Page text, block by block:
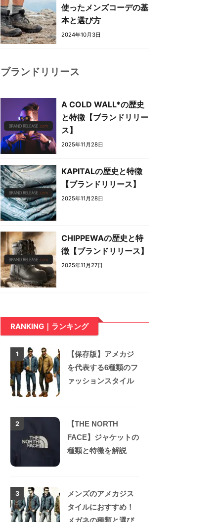
使ったメンズコーデの基
本と選び方
2024年10月3日
ブランドリリース
A COLD WALL*の歴史
と特徴【ブランドリリー
ス】
2025年11月28日
KAPITALの歴史と特徴
【ブランドリリース】
2025年11月28日
CHIPPEWAの歴史と特
徴【ブランドリリース】
2025年11月27日
RANKING｜ランキング
1
【保存版】アメカジ
を代表する6種類のフ
ァッションスタイル
2
【THE NORTH
FACE】ジャケットの
種類と特徴を解説
3
メンズのアメカジス
タイルにおすすめ！
メガネの種類と選び